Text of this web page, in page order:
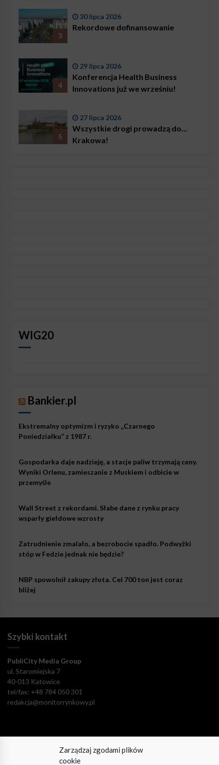
Zarządzaj zgodami plików
cookie
problemem są nie tylko choroby
3
30 lipca 2026
Rekordowe dofinansowanie
4
29 lipca 2026
Konferencja Health Business
Innovations już we wrześniu!
5
27 lipca 2026
Wszystkie drogi prowadzą do…
Krakowa!
WIG20
Bankier.pl
Ekstremalny optymizm i ryzyko „Czarnego
Poniedziałku” z 1987 r.
Gospodarka daje nadzieję, a stacje paliw trzymają ceny.
Wyniki Orlenu, zamieszanie z Muskiem i odbicie w
przemyśle
Wall Street z rekordami. Słabe dane z rynku pracy
wsparły giełdowe wzrosty
Zatrudnienie zmalało, a bezrobocie spadło. Podwyżki
stóp w Fedzie jednak nie będzie?
NBP spowolnił zakupy złota. Cel 700 ton jest coraz
bliżej
Szybki kontakt
PubliCity Media Group
ul. Staromiejska 7
40-013 Katowice
tel/fax: +48 784 050 301
redakcja@monitorrynkowy.pl
Pozostańmy w kontakcie!